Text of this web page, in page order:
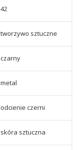
42
tworzywo sztuczne
czarny
metal
odcienie czerni
skóra sztuczna